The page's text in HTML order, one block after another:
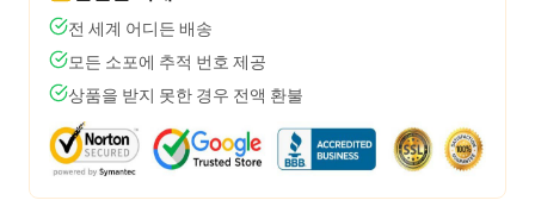
전 세계 어디든 배송
모든 소포에 추적 번호 제공
상품을 받지 못한 경우 전액 환불